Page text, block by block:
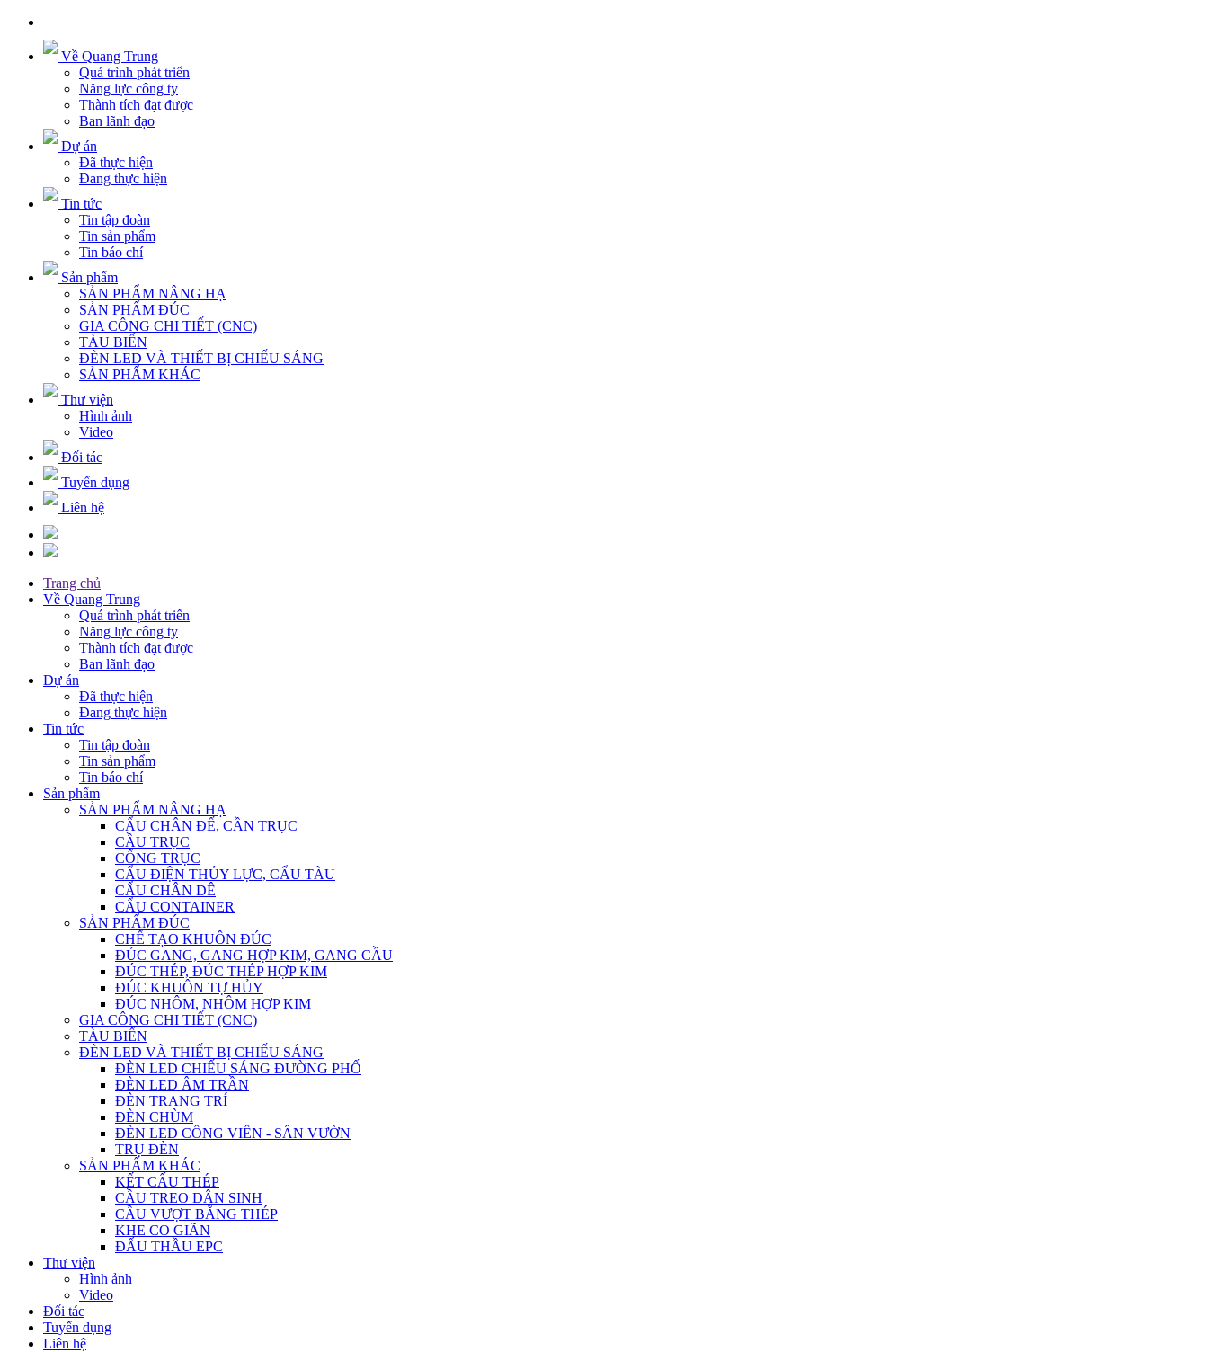
Về Quang Trung
Quá trình phát triển
Năng lực công ty
Thành tích đạt được
Ban lãnh đạo
Dự án
Đã thực hiện
Đang thực hiện
Tin tức
Tin tập đoàn
Tin sản phẩm
Tin báo chí
Sản phẩm
SẢN PHẨM NÂNG HẠ
SẢN PHẨM ĐÚC
GIA CÔNG CHI TIẾT (CNC)
TÀU BIỂN
ĐÈN LED VÀ THIẾT BỊ CHIẾU SÁNG
SẢN PHẨM KHÁC
Thư viện
Hình ảnh
Video
Đối tác
Tuyển dụng
Liên hệ
Trang chủ
Về Quang Trung
Quá trình phát triển
Năng lực công ty
Thành tích đạt được
Ban lãnh đạo
Dự án
Đã thực hiện
Đang thực hiện
Tin tức
Tin tập đoàn
Tin sản phẩm
Tin báo chí
Sản phẩm
SẢN PHẨM NÂNG HẠ
CẨU CHÂN ĐẾ, CẦN TRỤC
CẦU TRỤC
CỔNG TRỤC
CẨU ĐIỆN THỦY LỰC, CẨU TÀU
CẨU CHÂN DÊ
CẨU CONTAINER
SẢN PHẨM ĐÚC
CHẾ TẠO KHUÔN ĐÚC
ĐÚC GANG, GANG HỢP KIM, GANG CẦU
ĐÚC THÉP, ĐÚC THÉP HỢP KIM
ĐÚC KHUÔN TỰ HỦY
ĐÚC NHÔM, NHÔM HỢP KIM
GIA CÔNG CHI TIẾT (CNC)
TÀU BIỂN
ĐÈN LED VÀ THIẾT BỊ CHIẾU SÁNG
ĐÈN LED CHIẾU SÁNG ĐƯỜNG PHỐ
ĐÈN LED ÂM TRẦN
ĐÈN TRANG TRÍ
ĐÈN CHÙM
ĐÈN LED CÔNG VIÊN - SÂN VƯỜN
TRỤ ĐÈN
SẢN PHẨM KHÁC
KẾT CẤU THÉP
CẦU TREO DÂN SINH
CẦU VƯỢT BẰNG THÉP
KHE CO GIÃN
ĐẤU THẦU EPC
Thư viện
Hình ảnh
Video
Đối tác
Tuyển dụng
Liên hệ